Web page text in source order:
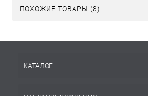
ПОХОЖИЕ ТОВАРЫ (8)
КАТАЛОГ